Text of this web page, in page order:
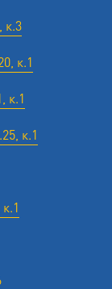
к.3
к.1
к.1
к.1